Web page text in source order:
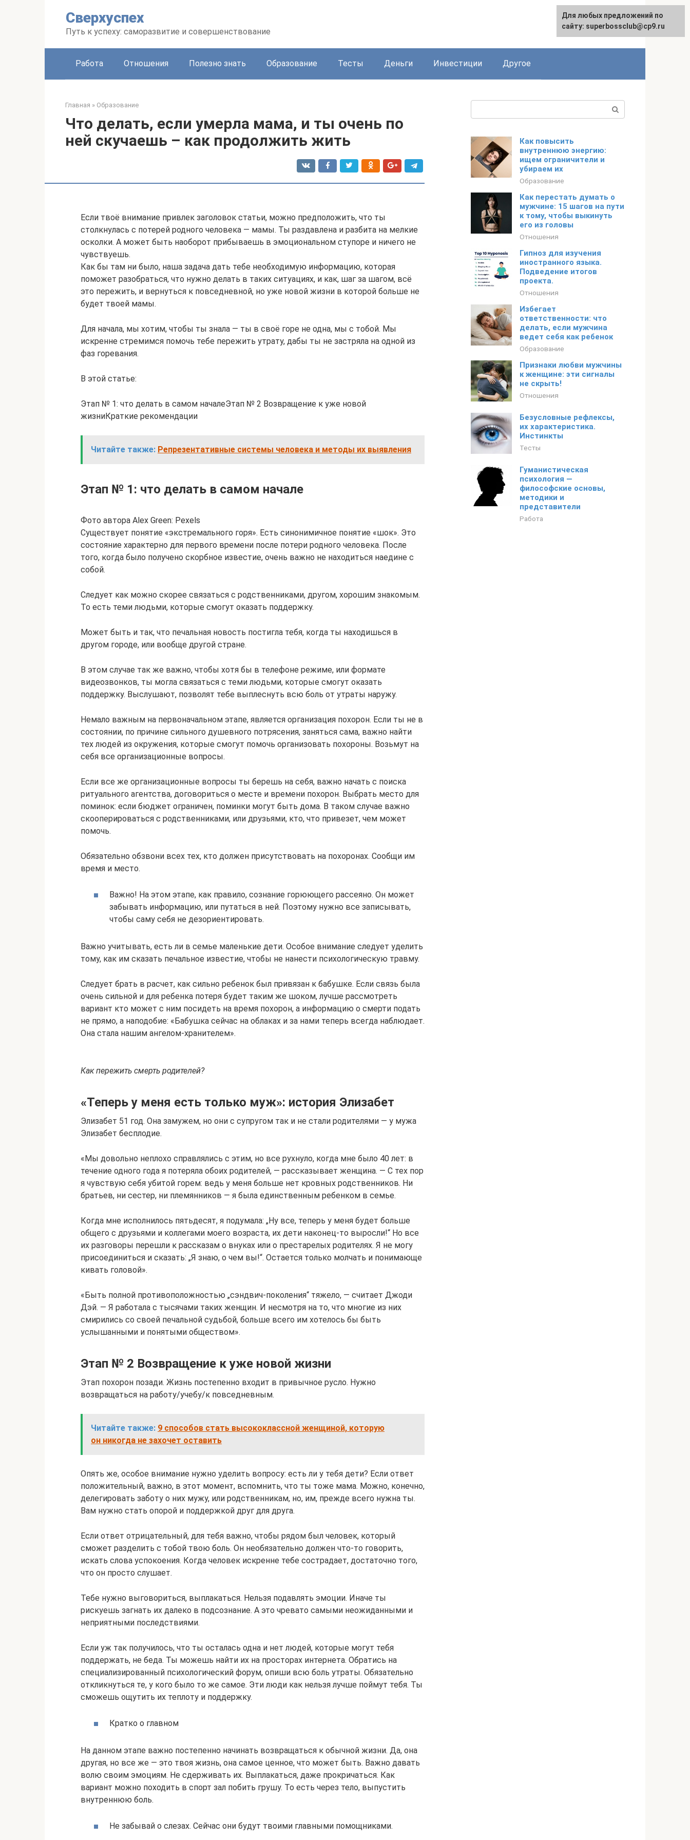
Сверхуспех
Путь к успеху: саморазвитие и совершенствование
Работа Отношения Полезно знать Образование Тесты Деньги Инвестиции Другое
Главная » Образование
Что делать, если умерла мама, и ты очень по
ней скучаешь – как продолжить жить
Если твоё внимание привлек заголовок статьи, можно предположить, что ты
столкнулась с потерей родного человека — мамы. Ты раздавлена и разбита на мелкие
осколки. А может быть наоборот прибываешь в эмоциональном ступоре и ничего не
чувствуешь.
Как бы там ни было, наша задача дать тебе необходимую информацию, которая
поможет разобраться, что нужно делать в таких ситуациях, и как, шаг за шагом, всё
это пережить, и вернуться к повседневной, но уже новой жизни в которой больше не
будет твоей мамы.
Для начала, мы хотим, чтобы ты знала — ты в своё горе не одна, мы с тобой. Мы
искренне стремимся помочь тебе пережить утрату, дабы ты не застряла на одной из
фаз горевания.
В этой статье:
Этап № 1: что делать в самом началеЭтап № 2 Возвращение к уже новой
жизниКраткие рекомендации
Читайте также: Репрезентативные системы человека и методы их выявления
Этап № 1: что делать в самом начале
Фото автора Alex Green: Pexels
Существует понятие «экстремального горя». Есть синонимичное понятие «шок». Это
состояние характерно для первого времени после потери родного человека. После
того, когда было получено скорбное известие, очень важно не находиться наедине с
собой.
Следует как можно скорее связаться с родственниками, другом, хорошим знакомым.
То есть теми людьми, которые смогут оказать поддержку.
Может быть и так, что печальная новость постигла тебя, когда ты находишься в
другом городе, или вообще другой стране.
В этом случае так же важно, чтобы хотя бы в телефоне режиме, или формате
видеозвонков, ты могла связаться с теми людьми, которые смогут оказать
поддержку. Выслушают, позволят тебе выплеснуть всю боль от утраты наружу.
Немало важным на первоначальном этапе, является организация похорон. Если ты не в
состоянии, по причине сильного душевного потрясения, заняться сама, важно найти
тех людей из окружения, которые смогут помочь организовать похороны. Возьмут на
себя все организационные вопросы.
Если все же организационные вопросы ты берешь на себя, важно начать с поиска
ритуального агентства, договориться о месте и времени похорон. Выбрать место для
поминок: если бюджет ограничен, поминки могут быть дома. В таком случае важно
скооперироваться с родственниками, или друзьями, кто, что привезет, чем может
помочь.
Обязательно обзвони всех тех, кто должен присутствовать на похоронах. Сообщи им
время и место.
Важно! На этом этапе, как правило, сознание горюющего рассеяно. Он может
забывать информацию, или путаться в ней. Поэтому нужно все записывать,
чтобы саму себя не дезориентировать.
Важно учитывать, есть ли в семье маленькие дети. Особое внимание следует уделить
тому, как им сказать печальное известие, чтобы не нанести психологическую травму.
Следует брать в расчет, как сильно ребенок был привязан к бабушке. Если связь была
очень сильной и для ребенка потеря будет таким же шоком, лучше рассмотреть
вариант кто может с ним посидеть на время похорон, а информацию о смерти подать
не прямо, а наподобие: «Бабушка сейчас на облаках и за нами теперь всегда наблюдает.
Она стала нашим ангелом-хранителем».
Как пережить смерть родителей?
«Теперь у меня есть только муж»: история Элизабет
Элизабет 51 год. Она замужем, но они с супругом так и не стали родителями — у мужа
Элизабет бесплодие.
«Мы довольно неплохо справлялись с этим, но все рухнуло, когда мне было 40 лет: в
течение одного года я потеряла обоих родителей, — рассказывает женщина. — С тех пор
я чувствую себя убитой горем: ведь у меня больше нет кровных родственников. Ни
братьев, ни сестер, ни племянников — я была единственным ребенком в семье.
Когда мне исполнилось пятьдесят, я подумала: „Ну все, теперь у меня будет больше
общего с друзьями и коллегами моего возраста, их дети наконец-то выросли!“ Но все
их разговоры перешли к рассказам о внуках или о престарелых родителях. Я не могу
присоединиться и сказать: „Я знаю, о чем вы!“. Остается только молчать и понимающе
кивать головой».
«Быть полной противоположностью „сэндвич-поколения“ тяжело, — считает Джоди
Дэй. — Я работала с тысячами таких женщин. И несмотря на то, что многие из них
смирились со своей печальной судьбой, больше всего им хотелось бы быть
услышанными и понятыми обществом».
Этап № 2 Возвращение к уже новой жизни
Этап похорон позади. Жизнь постепенно входит в привычное русло. Нужно
возвращаться на работу/учебу/к повседневным.
Читайте также: 9 способов стать высококлассной женщиной, которую
он никогда не захочет оставить
Опять же, особое внимание нужно уделить вопросу: есть ли у тебя дети? Если ответ
положительный, важно, в этот момент, вспомнить, что ты тоже мама. Можно, конечно,
делегировать заботу о них мужу, или родственникам, но, им, прежде всего нужна ты.
Вам нужно стать опорой и поддержкой друг для друга.
Если ответ отрицательный, для тебя важно, чтобы рядом был человек, который
сможет разделить с тобой твою боль. Он необязательно должен что-то говорить,
искать слова успокоения. Когда человек искренне тебе сострадает, достаточно того,
что он просто слушает.
Тебе нужно выговориться, выплакаться. Нельзя подавлять эмоции. Иначе ты
рискуешь загнать их далеко в подсознание. А это чревато самыми неожиданными и
неприятными последствиями.
Если уж так получилось, что ты осталась одна и нет людей, которые могут тебя
поддержать, не беда. Ты можешь найти их на просторах интернета. Обратись на
специализированный психологический форум, опиши всю боль утраты. Обязательно
откликнуться те, у кого было то же самое. Эти люди как нельзя лучше поймут тебя. Ты
сможешь ощутить их теплоту и поддержку.
Кратко о главном
На данном этапе важно постепенно начинать возвращаться к обычной жизни. Да, она
другая, но все же — это твоя жизнь, она самое ценное, что может быть. Важно давать
волю своим эмоциям. Не сдерживать их. Выплакаться, даже прокричаться. Как
вариант можно походить в спорт зал побить грушу. То есть через тело, выпустить
внутреннюю боль.
Не забывай о слезах. Сейчас они будут твоими главными помощниками.
Как повысить
внутреннюю энергию:
ищем ограничители и
убираем их
Образование
Как перестать думать о
мужчине: 15 шагов на пути
к тому, чтобы выкинуть
его из головы
Отношения
Гипноз для изучения
иностранного языка.
Подведение итогов
проекта.
Отношения
Избегает
ответственности: что
делать, если мужчина
ведет себя как ребенок
Образование
Признаки любви мужчины
к женщине: эти сигналы
не скрыть!
Отношения
Безусловные рефлексы,
их характеристика.
Инстинкты
Тесты
Гуманистическая
психология —
философские основы,
методики и
представители
Работа
Для любых предложений по
сайту: superbossclub@cp9.ru